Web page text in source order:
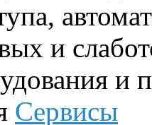
и
и
Сервисы